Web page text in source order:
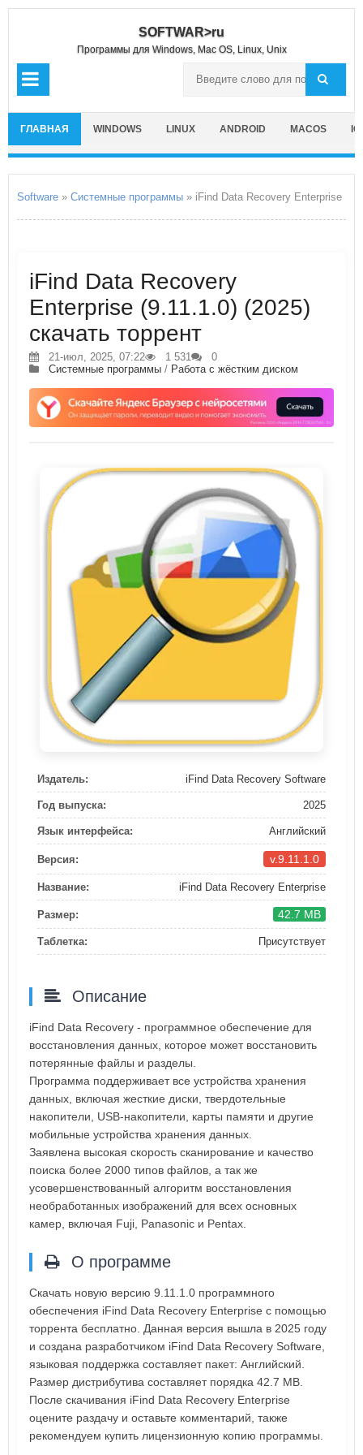
SOFTWAR>ru
Программы для Windows, Mac OS, Linux, Unix
ГЛАВНАЯ WINDOWS LINUX ANDROID MACOS
Software » Системные программы » iFind Data Recovery Enterprise
iFind Data Recovery
Enterprise (9.11.1.0) (2025)
скачать торрент
21-июл, 2025, 07:22 1 531
0
Системные программы / Работа с жёстким диском
Издатель: iFind Data Recovery Software
Год выпуска: 2025
Язык интерфейса: Английский
Версия: v.9.11.1.0
Название: iFind Data Recovery Enterprise
Размер: 42.7 MB
Таблетка: Присутствует
Описание
iFind Data Recovery - программное обеспечение для
восстановления данных, которое может восстановить
потерянные файлы и разделы.
Программа поддерживает все устройства хранения
данных, включая жесткие диски, твердотельные
накопители, USB-накопители, карты памяти и другие
мобильные устройства хранения данных.
Заявлена высокая скорость сканирование и качество
поиска более 2000 типов файлов, а так же
усовершенствованный алгоритм восстановления
необработанных изображений для всех основных
камер, включая Fuji, Panasonic и Pentax.
О программе
Скачать новую версию 9.11.1.0 программного
обеспечения iFind Data Recovery Enterprise с помощью
торрента бесплатно. Данная версия вышла в 2025 году
и создана разработчиком iFind Data Recovery Software,
языковая поддержка составляет пакет: Английский.
Размер дистрибутива составляет порядка 42.7 MB.
После скачивания iFind Data Recovery Enterprise
оцените раздачу и оставьте комментарий, также
рекомендуем купить лицензионную копию программы.